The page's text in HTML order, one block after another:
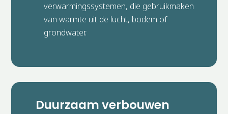
verwarmingssystemen, die gebruikmaken
van warmte uit de lucht, bodem of
grondwater.
Duurzaam verbouwen